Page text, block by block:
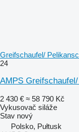
Greifschaufel/
24
AMPS
2 430 € ≈ 58 790 Kč
Vykusovač siláže
Stav nový
Polsko, Pułtusk